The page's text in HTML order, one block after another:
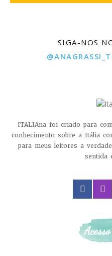
SIGA-NOS
ITALIAna foi criado para
conhecimento sobre a Itália
para meus leitores a
sentida